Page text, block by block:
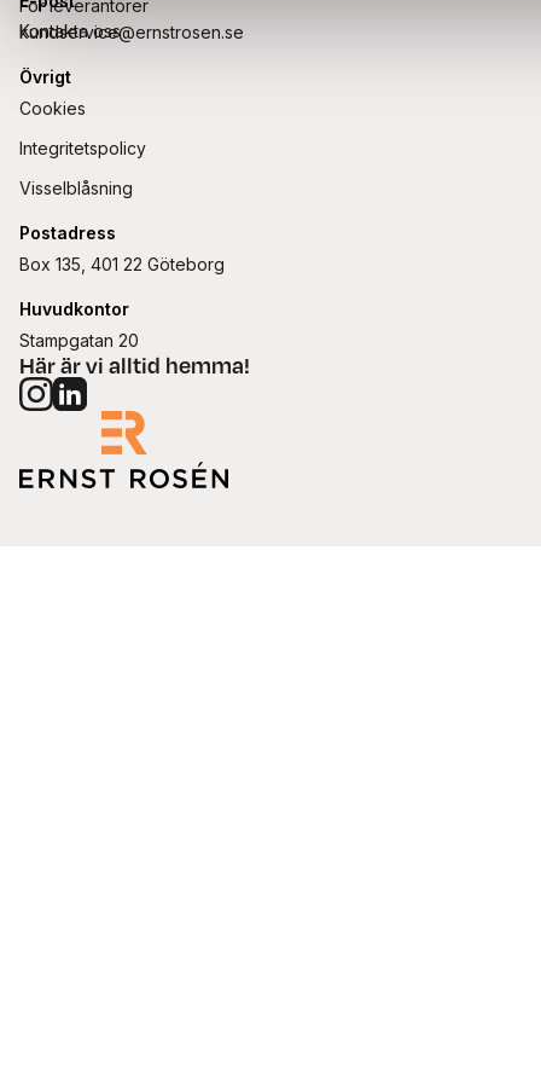
För leverantörer
Kontakta oss
Här är vi alltid hemma!
kundservice@ernstrosen.se
Övrigt
Cookies
Integritetspolicy
Visselblåsning
Postadress
Box 135, 401 22 Göteborg
Huvudkontor
Stampgatan 20